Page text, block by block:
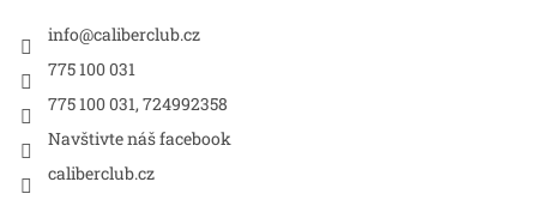
info@caliberclub.cz
775 100 031
775 100 031, 724992358
Navštivte náš facebook
caliberclub.cz